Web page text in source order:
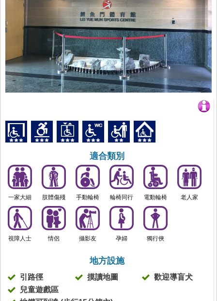
適合類別
一家大細 肢體傷殘 手動輪椅 輪椅同行 電動輪椅 老人家
視障人士 情侶 攝影友 孕婦 獨行俠
地方設施
引路徑 摸讀地圖
歡迎導盲犬
兒童遊戲區